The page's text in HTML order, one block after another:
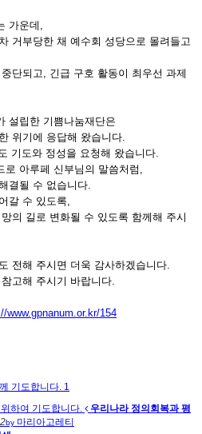
가운데,
거부당한 채 예수회 성당으로 몰려들고
단되고, 긴급 구호 활동이 최우선 과제
설립한 기쁨나눔재단은
위기에 응답해 왔습니다.
기도와 정성을 요청해 왔습니다.
로 아루페 신부님의 말씀처럼,
결될 수 없습니다.
갈 수 있도록,
의 길로 변화될 수 있도록 함께해 주시
전해 주시면 더욱 감사하겠습니다.
고해 주시기 바랍니다.
www.gpnanum.or.kr/154
기도합니다. 1
하여 기도합니다.
우리나라 정의회복과 평
by 마리아고레티